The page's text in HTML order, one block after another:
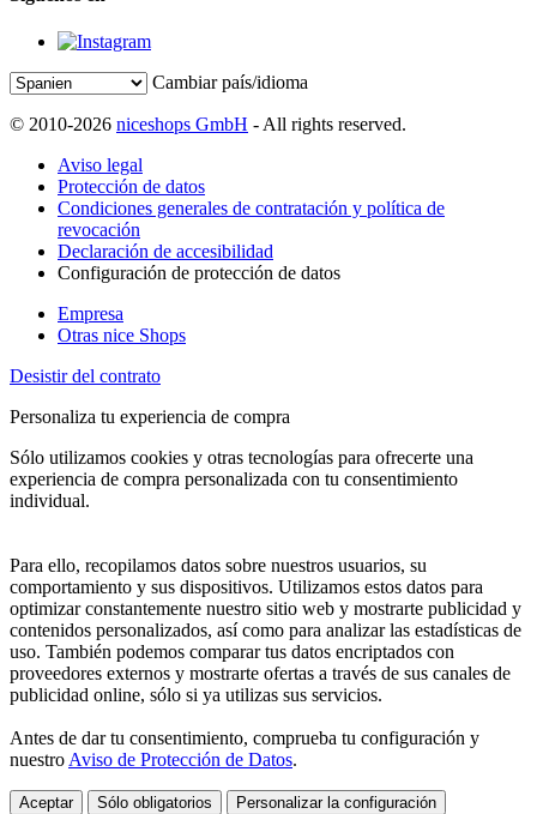
Cambiar país/idioma
© 2010-2026 niceshops GmbH - All rights reserved.
Aviso legal
Protección de datos
Condiciones generales de contratación y política de
revocación
Declaración de accesibilidad
Configuración de protección de datos
Empresa
Otras nice Shops
Desistir del contrato
Personaliza tu experiencia de compra
Sólo utilizamos cookies y otras tecnologías para ofrecerte una
experiencia de compra personalizada con tu consentimiento
individual.
Para ello, recopilamos datos sobre nuestros usuarios, su
comportamiento y sus dispositivos. Utilizamos estos datos para
optimizar constantemente nuestro sitio web y mostrarte publicidad y
contenidos personalizados, así como para analizar las estadísticas de
uso. También podemos comparar tus datos encriptados con
proveedores externos y mostrarte ofertas a través de sus canales de
publicidad online, sólo si ya utilizas sus servicios.
Antes de dar tu consentimiento, comprueba tu configuración y
nuestro Aviso de Protección de Datos.
Aceptar Sólo obligatorios Personalizar la configuración